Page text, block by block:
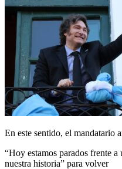
En este sentido, el mandatario
“Hoy estamos parados frente
nuestra historia” para volver